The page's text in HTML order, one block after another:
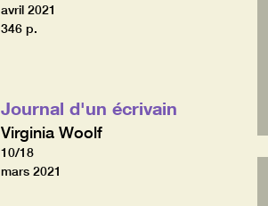
avril 2021
346 p.
Journal d'un écrivain
Virginia Woolf
10/18
mars 2021